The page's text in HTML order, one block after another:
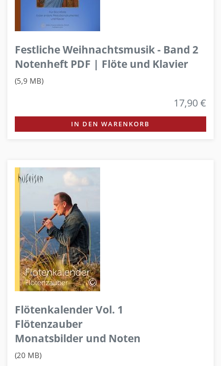
Festliche Weihnachtsmusik - Band 2
Notenheft PDF | Flöte und Klavier
(5,9 MB)
17,90 €
IN DEN WARENKORB
Flötenkalender Vol. 1
Flötenzauber
Monatsbilder und Noten
(20 MB)